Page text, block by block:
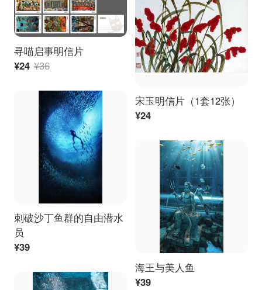
寻喵启事明信片
¥24 ¥36
宋玉明信片（1套12张）
¥24
刺破沙丁鱼群的自由潜水
员
¥39
海王与美人鱼
¥39